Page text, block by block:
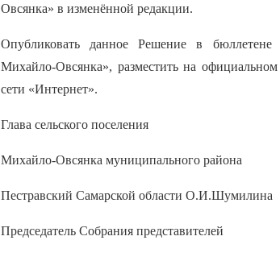
Овсянка» в изменённой редакции.
Опубликовать данное Решение в бюллетене
Михайло-Овсянка», разместить на
сети «Интернет».
Глава сельского поселения
Михайло-Овсянка муниципального района
Пестравский Самарской области О.И.Шумилина
Председатель Собрания представителей